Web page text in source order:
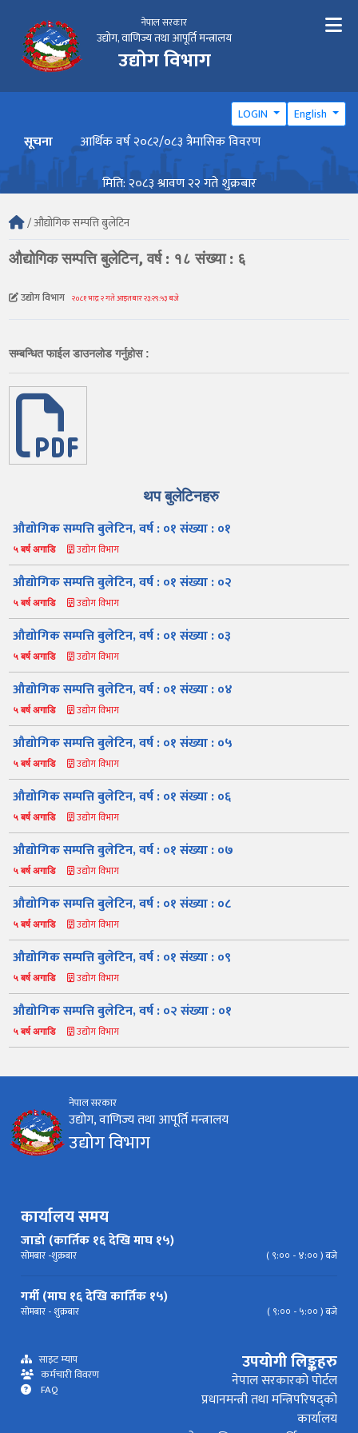
नेपाल सरकार
उद्योग, वाणिज्य तथा आपूर्ति मन्त्रालय
उद्योग विभाग
LOGIN English
सूचना आर्थिक वर्ष २०८२/०८३ त्रैमासिक विवरण
मिति: २०८३ श्रावण २२ गते शुक्रबार
/ औद्योगिक सम्पत्ति बुलेटिन
औद्योगिक सम्पत्ति बुलेटिन, वर्ष : १८ संख्या : ६
उद्योग विभाग २०८१ भाद्र २ गते आइतबार २३:२९:५३ बजे
सम्बन्धित फाईल डाउनलोड गर्नुहोस :
थप बुलेटिनहरु
औद्योगिक सम्पत्ति बुलेटिन, वर्ष : ०१ संख्या : ०१
५ बर्ष अगाडि उद्योग विभाग
औद्योगिक सम्पत्ति बुलेटिन, वर्ष : ०१ संख्या : ०२
५ बर्ष अगाडि उद्योग विभाग
औद्योगिक सम्पत्ति बुलेटिन, वर्ष : ०१ संख्या : ०३
५ बर्ष अगाडि उद्योग विभाग
औद्योगिक सम्पत्ति बुलेटिन, वर्ष : ०१ संख्या : ०४
५ बर्ष अगाडि उद्योग विभाग
औद्योगिक सम्पत्ति बुलेटिन, वर्ष : ०१ संख्या : ०५
५ बर्ष अगाडि उद्योग विभाग
औद्योगिक सम्पत्ति बुलेटिन, वर्ष : ०१ संख्या : ०६
५ बर्ष अगाडि उद्योग विभाग
औद्योगिक सम्पत्ति बुलेटिन, वर्ष : ०१ संख्या : ०७
५ बर्ष अगाडि उद्योग विभाग
औद्योगिक सम्पत्ति बुलेटिन, वर्ष : ०१ संख्या : ०८
५ बर्ष अगाडि उद्योग विभाग
औद्योगिक सम्पत्ति बुलेटिन, वर्ष : ०१ संख्या : ०९
५ बर्ष अगाडि उद्योग विभाग
औद्योगिक सम्पत्ति बुलेटिन, वर्ष : ०२ संख्या : ०१
५ बर्ष अगाडि उद्योग विभाग
सहायक । यहाँहरुलाई म कसरी सहायता गर्न सक्छु भनेर हेर्न कृपया बटनहरुमा
थिच्नुहोस्।
सूचना
मापदण्ड
नेपाल सरकार
उद्योग, वाणिज्य तथा आपूर्ति मन्त्रालय
उद्योग विभाग
कार्यालय समय
जाडो (कार्तिक १६ देखि माघ १५)
सोमबार -शुक्रबार ( ९:०० - ४:०० ) बजे
गर्मी (माघ १६ देखि कार्तिक १५)
सोमबार - शुक्रबार ( ९:०० - ५:०० ) बजे
साइट म्याप
कर्मचारी विवरण
FAQ
उपयोगी लिङ्कहरु
नेपाल सरकारको पोर्टल
प्रधानमन्त्री तथा मन्त्रिपरिषद्को
कार्यालय